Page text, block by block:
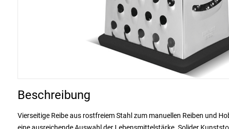
Beschreibung
Vierseitige Reibe aus rostfreiem Stahl zum manuellen Reiben und